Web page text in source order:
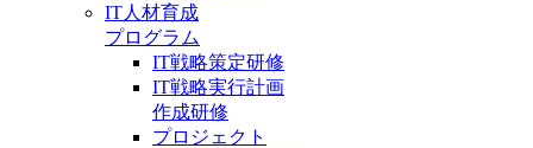
IT人材育成
プログラム
IT戦略策定研修
IT戦略実行計画
作成研修
プロジェクト